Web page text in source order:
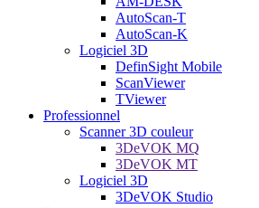
AutoScan-T
AutoScan-K
Logiciel 3D
DefinSight Mobile
ScanViewer
TViewer
Professionnel
Scanner 3D couleur
3DeVOK MQ
3DeVOK MT
Logiciel 3D
3DeVOK Studio